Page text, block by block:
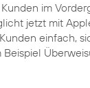
im
jetzt mit
einfach,